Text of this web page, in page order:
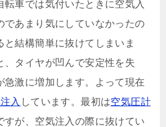
車では気付いたときに空気入
であまり気にしていなかったの
と結構簡単に抜けてしまいま
、タイヤが凹んで安定性を失
急激に増加します。よって現在
入 しています。最初は空気圧計
すが、空気注入の際に抜けてい